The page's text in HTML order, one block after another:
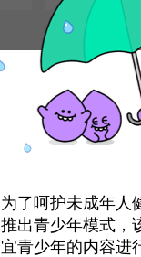
奇幻
为了呵护未成年人
推出青少年模式，
宜青少年的内容进